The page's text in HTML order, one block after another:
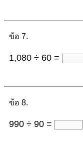
ข้อ 7.
1,080 ÷ 60 =
ข้อ 8.
990 ÷ 90 =